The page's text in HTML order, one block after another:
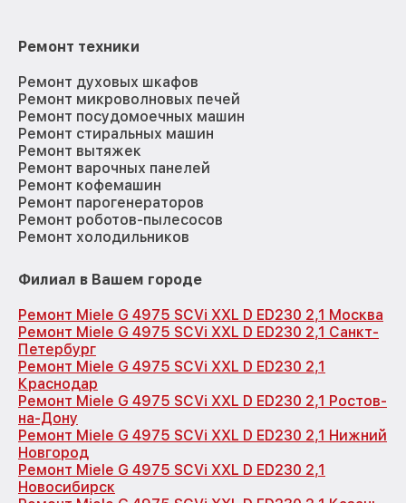
Ремонт техники
Ремонт духовых шкафов
Ремонт микроволновых печей
Ремонт посудомоечных машин
Ремонт стиральных машин
Ремонт вытяжек
Ремонт варочных панелей
Ремонт кофемашин
Ремонт парогенераторов
Ремонт роботов-пылесосов
Ремонт холодильников
Филиал в Вашем городе
Ремонт Miele G 4975 SCVi XXL D ED230 2,1 Москва
Ремонт Miele G 4975 SCVi XXL D ED230 2,1 Санкт-
Петербург
Ремонт Miele G 4975 SCVi XXL D ED230 2,1
Краснодар
Ремонт Miele G 4975 SCVi XXL D ED230 2,1 Ростов-
на-Дону
Ремонт Miele G 4975 SCVi XXL D ED230 2,1 Нижний
Новгород
Ремонт Miele G 4975 SCVi XXL D ED230 2,1
Новосибирск